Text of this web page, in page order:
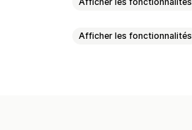
Afficher les fonctionnalités